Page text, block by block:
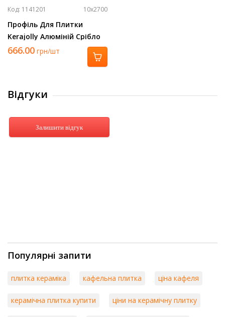
Код: 1141201 10х2700
Профіль Для Плитки
Kerajolly Алюміній Срібло
2700Х10 Tr 100 As
666.00 грн/шт
Відгуки
Залишити відгук
Популярні запити
плитка кераміка кафельна плитка ціна кафеля
керамічна плитка купити ціни на керамічну плитку